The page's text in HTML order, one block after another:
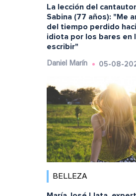
La lección del
Sabina (77 años): "Me
del tiempo perdido
idiota por los bares en
escribir"
Daniel Marín 05-08-
BELLEZA